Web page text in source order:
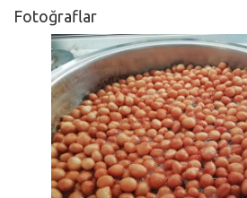
Fotoğraflar